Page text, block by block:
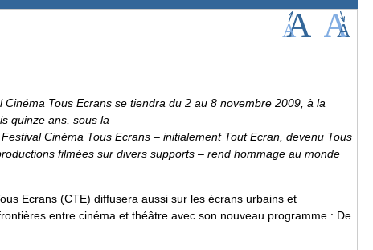
Tous Ecrans se tiendra du 2 au 8 novembre 2009, à la
quinze ans, sous la
Cinéma Tous Ecrans – initialement Tout Ecran, devenu Tous
filmées sur divers supports – rend hommage au monde
Ecrans (CTE) diffusera aussi sur les écrans urbains et
entre cinéma et théâtre avec son nouveau programme : De